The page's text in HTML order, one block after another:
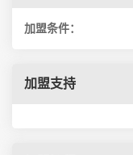
加盟条件：
加盟支持